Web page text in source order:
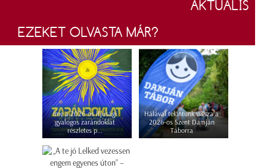
AKTUÁLIS
EZEKET OLVASTA MÁR?
Íme a 2026-os ifjúsági
gyalogos zarándoklat
részletes p...
Hálával tekintünk vissza a
2026-os Szent Damján
Táborra